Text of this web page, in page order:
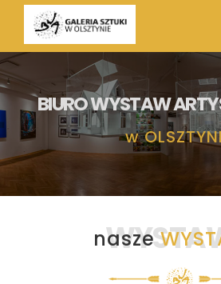
BIURO WYSTAW
w
nasze